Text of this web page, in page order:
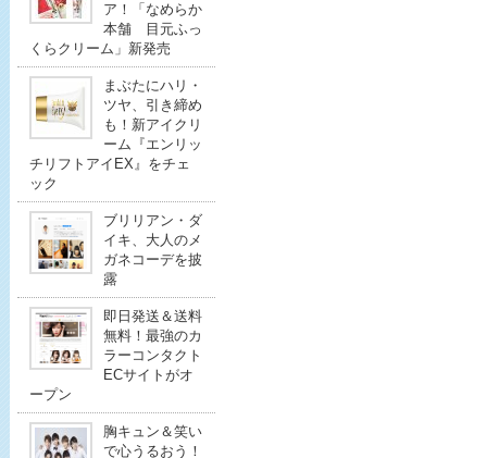
ア！「なめらか
本舗 目元ふっ
くらクリーム」新発売
まぶたにハリ・
ツヤ、引き締め
も！新アイクリ
ーム『エンリッ
チリフトアイEX』をチェ
ック
ブリリアン・ダ
イキ、大人のメ
ガネコーデを披
露
即日発送＆送料
無料！最強のカ
ラーコンタクト
ECサイトがオ
ープン
胸キュン＆笑い
で心うるおう！